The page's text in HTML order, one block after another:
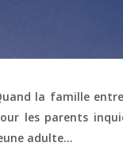
la famille
les parents
adulte…